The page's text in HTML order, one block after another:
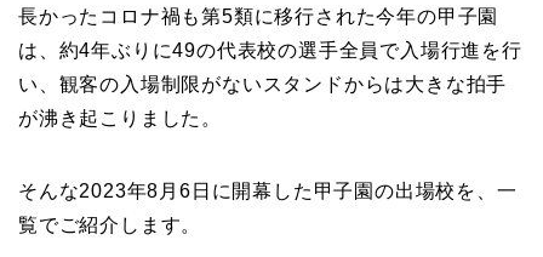
長かったコロナ禍も第5類に移行された今年の甲子園
は、約4年ぶりに49の代表校の選手全員で入場行進を行
い、観客の入場制限がないスタンドからは大きな拍手
が沸き起こりました。
そんな2023年8月6日に開幕した甲子園の出場校を、一
覧でご紹介します。